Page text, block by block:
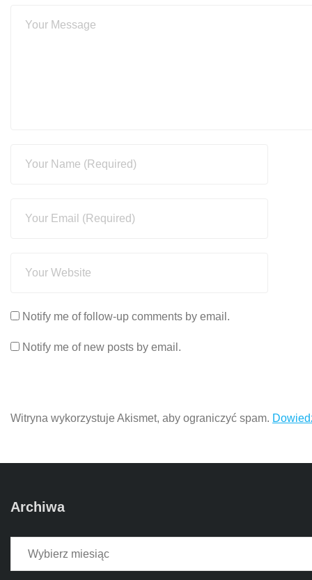
Notify me of follow-up comments by email.
Notify me of new posts by email.
Witryna wykorzystuje Akismet, aby ograniczyć spam.
Archiwa